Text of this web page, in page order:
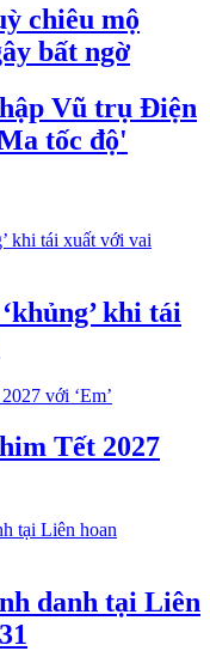
chiêu mộ
bất ngờ
Vũ trụ Điện
tốc độ'
khi tái
Tết 2027
danh tại Liên